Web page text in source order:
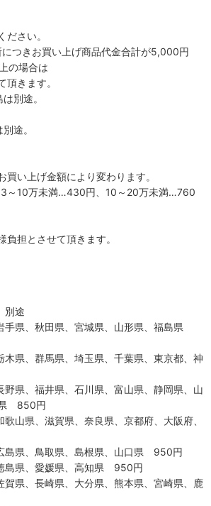
ださい。
つきお買い上げ商品代金合計が5,000円
の場合は
頂きます。
別途。
途。
買い上げ金額により変わります。
3～10万未満…430円、10～20万未満…760
負担とさせて頂きます。
途
県、秋田県、宮城県、山形県、福島県
県、群馬県、埼玉県、千葉県、東京都、神
県、福井県、石川県、富山県、静岡県、山
県 850円
山県、滋賀県、奈良県、京都府、大阪府、
島県、鳥取県、島根県、山口県 950円
島県、愛媛県、高知県 950円
県、長崎県、大分県、熊本県、宮崎県、鹿